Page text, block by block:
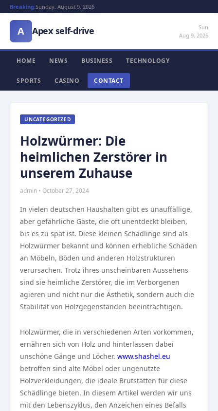
Breaking:Sunday, August 9, 2026
A Apex self-drive
Sun
Aug 9, 2026
HOME NEWS BUSINESS TECHNOLOGY
SPORTS CASINO CONTACT
UNCATEGORIZED
Holzwürmer: Die
heimlichen Zerstörer in
unserem Zuhause
admin • October 27, 2024
In vielen deutschen Haushalten gibt es unauffällige,
aber gefährliche Gäste, die oft unentdeckt bleiben,
bis es zu spät ist. Diese kleinen Schädlinge sind als
Holzwürmer bekannt und können erhebliche Schäden
an Möbeln, Böden und anderen Holzstrukturen
verursachen. Trotz ihres unscheinbaren Aussehens
sind sie heimliche Zerstörer, die im Verborgenen
agieren und nicht nur die Ästhetik, sondern auch die
Stabilität von Holzgegenständen beeinträchtigen.
Holzwürmer, die in verschiedenen Arten vorkommen,
ernähren sich von Holz und hinterlassen dabei
unschöne Gänge und Löcher. www.shashel.eu
betroffen sind alte Möbel oder ungenutzte
Holzverkleidungen, die ideale Brutstätten für diese
Schädlinge bieten. In diesem Artikel werden wir uns
mit den Lebenszyklus, den Anzeichen eines Befalls